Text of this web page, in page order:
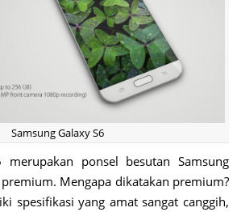
Samsung Galaxy S6
merupakan ponsel besutan Samsung
Mengapa dikatakan premium?
spesifikasi yang amat sangat canggih,